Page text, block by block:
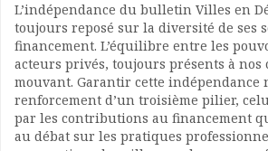
L’indépendance du bulletin Villes en
toujours reposé sur la diversité de ses
financement. L’équilibre entre les
acteurs privés, toujours présents à nos
mouvant. Garantir cette indépendance
renforcement d’un troisième pilier,
par les contributions au financement
au débat sur les pratiques